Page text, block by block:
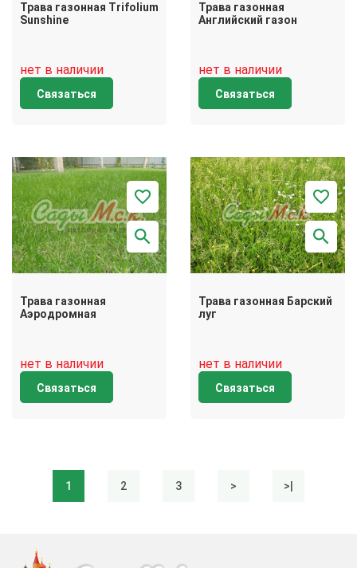
Трава газонная Trifolium
Sunshine
нет в наличии
Связаться
Трава газонная
Английский газон
нет в наличии
Связаться
Трава газонная
Аэродромная
нет в наличии
Связаться
Трава газонная Барский
луг
нет в наличии
Связаться
1 2 3 > >|